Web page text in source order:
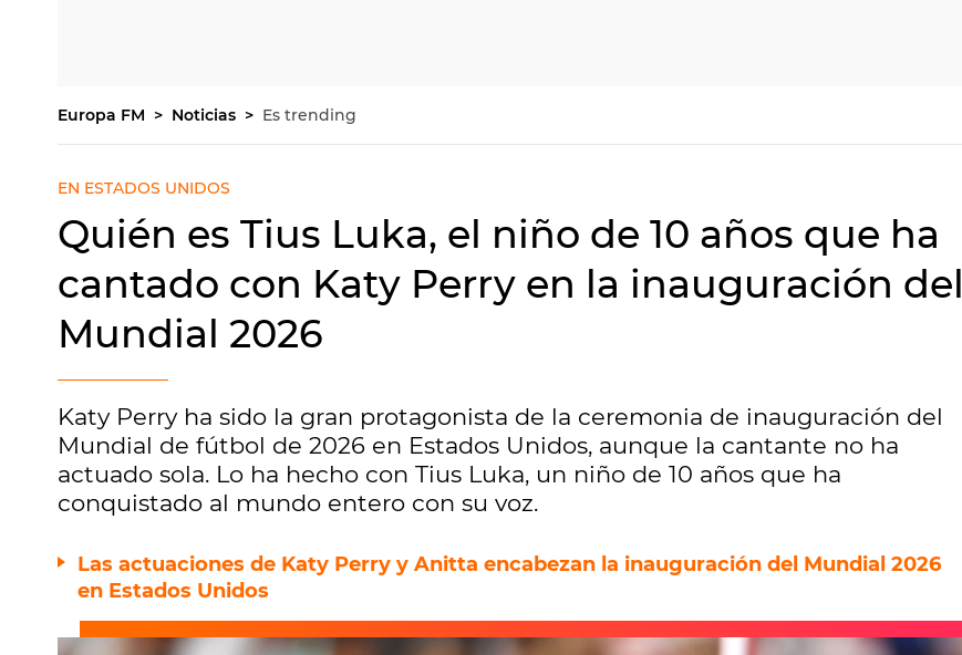
Europa FM Noticias Es trending
EN ESTADOS UNIDOS
Quién es Tius Luka, el niño de 10 años que ha
cantado con Katy Perry en la inauguración del
Mundial 2026
Katy Perry ha sido la gran protagonista de la ceremonia de inauguración del
Mundial de fútbol de 2026 en Estados Unidos, aunque la cantante no ha
actuado sola. Lo ha hecho con Tius Luka, un niño de 10 años que ha
conquistado al mundo entero con su voz.
Las actuaciones de Katy Perry y Anitta encabezan la inauguración del Mundial 2026
en Estados Unidos